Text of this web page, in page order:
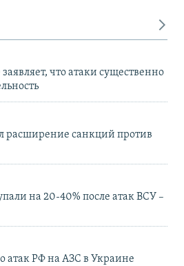
что атаки существенно
расширение санкций против
на 20-40% после атак ВСУ –
атак РФ на АЗС в Украине